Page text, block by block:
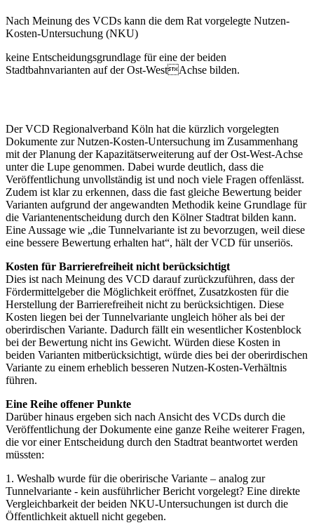
Nach Meinung des VCDs kann die dem Rat vorgelegte Nutzen-
Kosten-Untersuchung (NKU)
keine Entscheidungsgrundlage für eine der beiden
Stadtbahnvarianten auf der Ost-WestAchse bilden.
Der VCD Regionalverband Köln hat die kürzlich vorgelegten
Dokumente zur Nutzen-Kosten-Untersuchung im Zusammenhang
mit der Planung der Kapazitätserweiterung auf der Ost-West-Achse
unter die Lupe genommen. Dabei wurde deutlich, dass die
Veröffentlichung unvollständig ist und noch viele Fragen offenlässt.
Zudem ist klar zu erkennen, dass die fast gleiche Bewertung beider
Varianten aufgrund der angewandten Methodik keine Grundlage für
die Variantenentscheidung durch den Kölner Stadtrat bilden kann.
Eine Aussage wie „die Tunnelvariante ist zu bevorzugen, weil diese
eine bessere Bewertung erhalten hat“, hält der VCD für unseriös.
Kosten für Barrierefreiheit nicht berücksichtigt
Dies ist nach Meinung des VCD darauf zurückzuführen, dass der
Fördermittelgeber die Möglichkeit eröffnet, Zusatzkosten für die
Herstellung der Barrierefreiheit nicht zu berücksichtigen. Diese
Kosten liegen bei der Tunnelvariante ungleich höher als bei der
oberirdischen Variante. Dadurch fällt ein wesentlicher Kostenblock
bei der Bewertung nicht ins Gewicht. Würden diese Kosten in
beiden Varianten mitberücksichtigt, würde dies bei der oberirdischen
Variante zu einem erheblich besseren Nutzen-Kosten-Verhältnis
führen.
Eine Reihe offener Punkte
Darüber hinaus ergeben sich nach Ansicht des VCDs durch die
Veröffentlichung der Dokumente eine ganze Reihe weiterer Fragen,
die vor einer Entscheidung durch den Stadtrat beantwortet werden
müssten:
1. Weshalb wurde für die oberirische Variante – analog zur
Tunnelvariante - kein ausführlicher Bericht vorgelegt? Eine direkte
Vergleichbarkeit der beiden NKU-Untersuchungen ist durch die
Öffentlichkeit aktuell nicht gegeben.